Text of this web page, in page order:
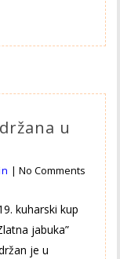
u
|No Comments
kuharski kup
jabuka”
je u